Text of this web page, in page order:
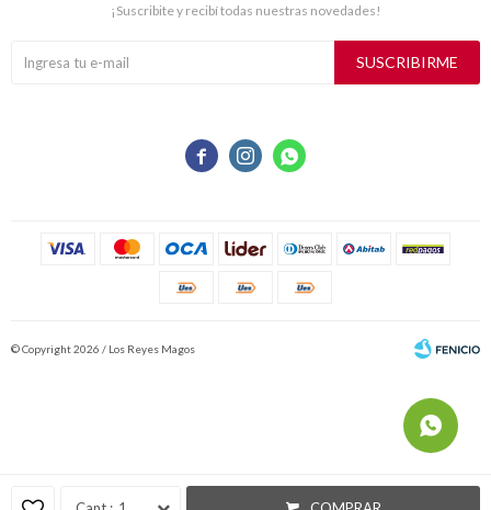
  
¡Suscribite y recibí todas nuestras novedades!
SUSCRIBIRME
© Copyright 2026 / Los Reyes Magos